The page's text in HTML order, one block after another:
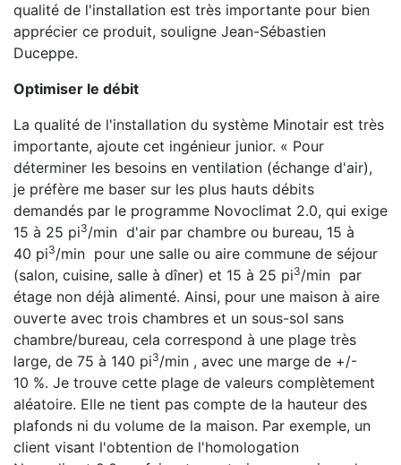
qualité de l'installation est très importante pour bien
apprécier ce produit, souligne Jean-Sébastien
Duceppe.
Optimiser le débit
La qualité de l'installation du système Minotair est très
importante, ajoute cet ingénieur junior. « Pour
déterminer les besoins en ventilation (échange d'air),
je préfère me baser sur les plus hauts débits
demandés par le programme Novoclimat 2.0, qui exige
15 à 25 pi3/min d'air par chambre ou bureau, 15 à
40 pi3/min pour une salle ou aire commune de séjour
(salon, cuisine, salle à dîner) et 15 à 25 pi3/min par
étage non déjà alimenté. Ainsi, pour une maison à aire
ouverte avec trois chambres et un sous-sol sans
chambre/bureau, cela correspond à une plage très
large, de 75 à 140 pi3/min , avec une marge de +/-
10 %. Je trouve cette plage de valeurs complètement
aléatoire. Elle ne tient pas compte de la hauteur des
plafonds ni du volume de la maison. Par exemple, un
client visant l'obtention de l'homologation